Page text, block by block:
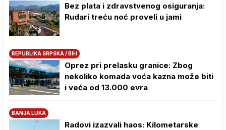
Bez plata i zdravstvenog osiguranja:
Rudari treću noć proveli u jami
REPUBLIKA SRPSKA / BIH
Oprez pri prelasku granice: Zbog
nekoliko komada voća kazna može biti
i veća od 13.000 evra
BANJA LUKA
Radovi izazvali haos: Kilometarske